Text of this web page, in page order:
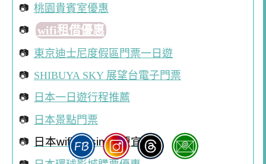
桃園貴賓室優惠
wifi租借優惠
東京迪士尼度假區門票一日遊
SHIBUYA SKY 展望台電子門票
日本一日遊行程推薦
日本景點門票
日本wifi機esim最便宜